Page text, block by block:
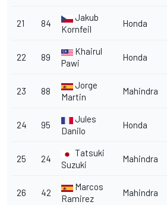
21 84
Jakub
Kornfeil
Honda
22 89
Khairul
Pawi
Honda
23 88
Jorge
Martin
Mahindra
24 95
Jules
Danilo
Honda
25 24
Tatsuki
Suzuki
Mahindra
26 42
Marcos
Ramirez
Mahindra